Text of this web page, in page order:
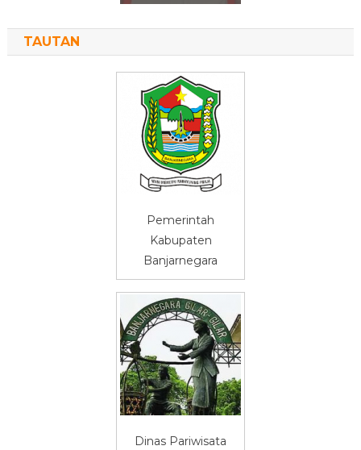
TAUTAN
Pemerintah
Kabupaten
Banjarnegara
Dinas Pariwisata